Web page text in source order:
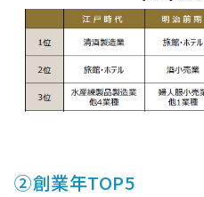
②創業年TOP5